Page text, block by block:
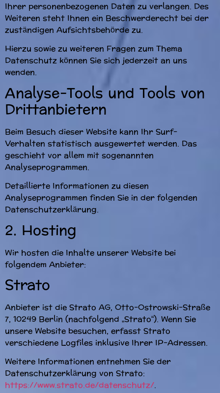
Ihrer personenbezogenen Daten zu verlangen. Des
Weiteren steht Ihnen ein Beschwerderecht bei der
zuständigen Aufsichtsbehörde zu.
Hierzu sowie zu weiteren Fragen zum Thema
Datenschutz können Sie sich jederzeit an uns
wenden.
Analyse-Tools und Tools von
Dritt­anbietern
Beim Besuch dieser Website kann Ihr Surf-
Verhalten statistisch ausgewertet werden. Das
geschieht vor allem mit sogenannten
Analyseprogrammen.
Detaillierte Informationen zu diesen
Analyseprogrammen finden Sie in der folgenden
Datenschutzerklärung.
2. Hosting
Wir hosten die Inhalte unserer Website bei
folgendem Anbieter:
Strato
Anbieter ist die Strato AG, Otto-Ostrowski-Straße
7, 10249 Berlin (nachfolgend „Strato“). Wenn Sie
unsere Website besuchen, erfasst Strato
verschiedene Logfiles inklusive Ihrer IP-Adressen.
Weitere Informationen entnehmen Sie der
Datenschutzerklärung von Strato:
https://www.strato.de/datenschutz/.